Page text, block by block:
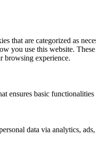
are categorized as
you use this website.
browsing experience.
basic
data via analytics,